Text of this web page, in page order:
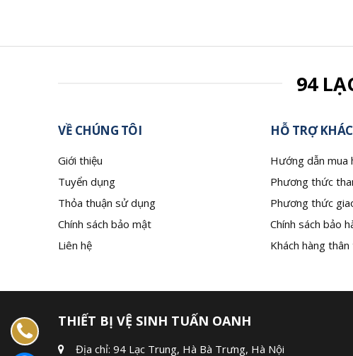
94
VỀ CHÚNG TÔI
Giới thiệu
Tuyển dụng
Thỏa thuận sử dụng
Chính sách bảo mật
Liên hệ
HỖ TRỢ
Hướng dẫn mua
Phương thức
Phương thức
Chính sách bảo
Khách hàng
THIẾT BỊ VỆ SINH TUẤN OANH
Địa chỉ: 94 Lạc Trung, Hà Bà Trưng, Hà Nội